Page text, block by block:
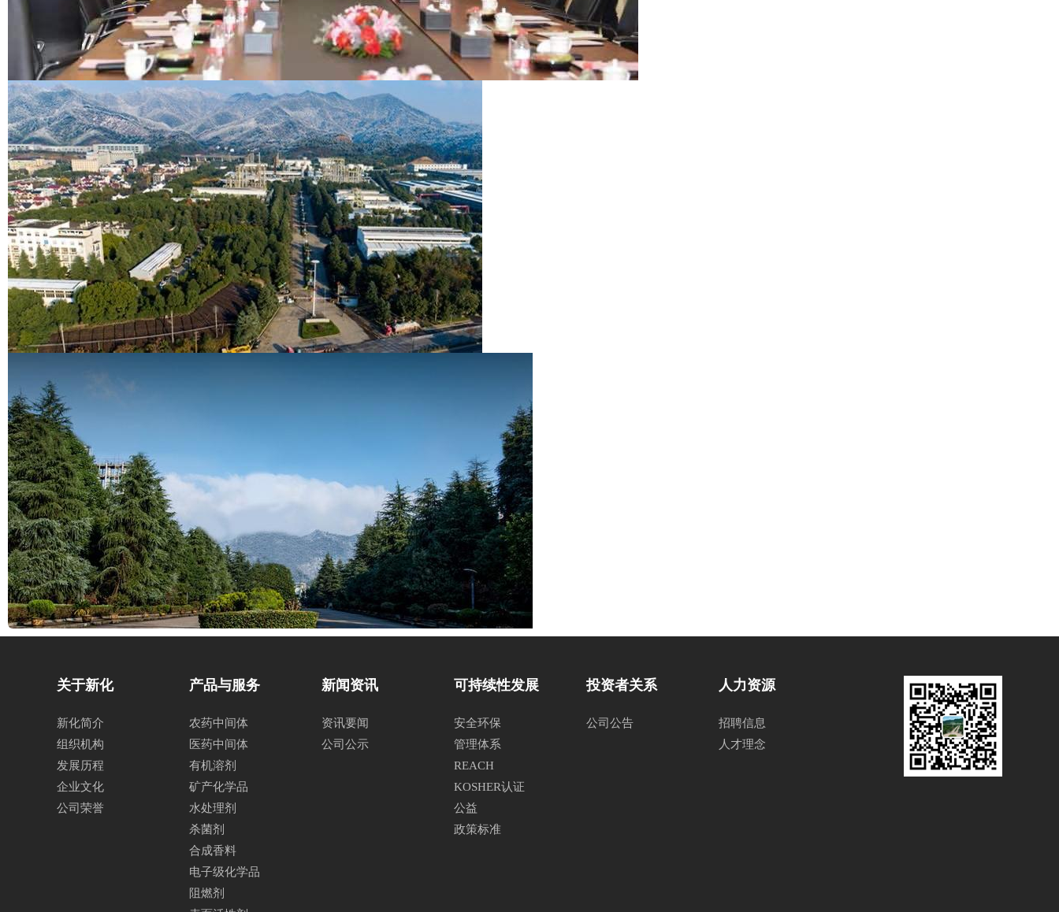
关于新化
新化简介
组织机构
发展历程
企业文化
公司荣誉
产品与服务
农药中间体
医药中间体
有机溶剂
矿产化学品
水处理剂
杀菌剂
合成香料
电子级化学品
阻燃剂
新闻资讯
资讯要闻
公司公示
可持续性发展
安全环保
管理体系
REACH
KOSHER认证
公益
政策标准
投资者关系
公司公告
人力资源
招聘信息
人才理念